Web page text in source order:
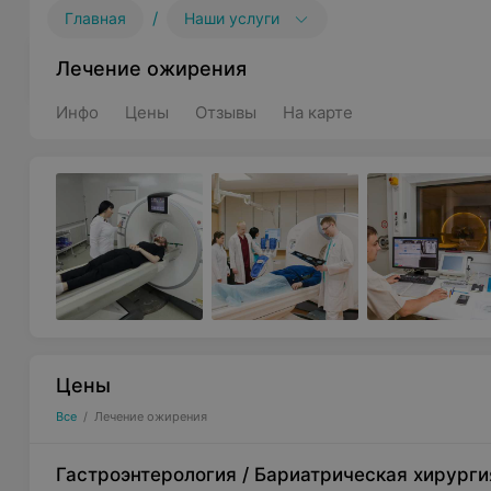
Главная / Наши услуги
Лечение ожирения
Инфо Цены Отзывы На карте
Цены
Все / Лечение ожирения
Гастроэнтерология / Бариатрическая